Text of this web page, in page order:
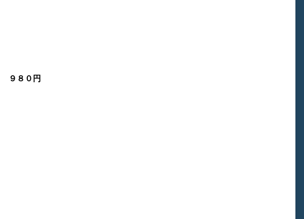
９８０円